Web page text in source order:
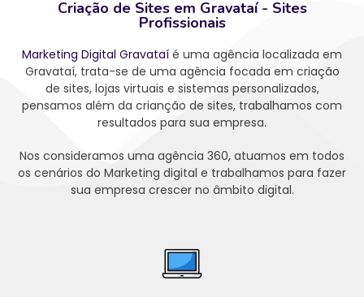
Criação de Sites em Gravataí - Sites
Profissionais
Marketing Digital Gravataí é uma agência localizada em
Gravataí, trata-se de uma agência focada em criação
de sites, lojas virtuais e sistemas personalizados,
pensamos além da crianção de sites, trabalhamos com
resultados para sua empresa.
Nos consideramos uma agência 360, atuamos em todos
os cenários do Marketing digital e trabalhamos para fazer
sua empresa crescer no âmbito digital.